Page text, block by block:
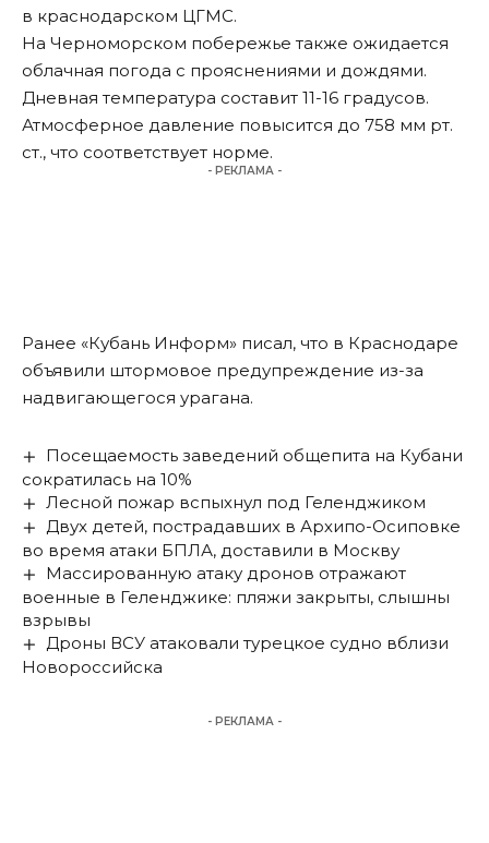
в краснодарском ЦГМС.
На Черноморском побережье также ожидается
облачная погода с прояснениями и дождями.
Дневная температура составит 11-16 градусов.
Атмосферное давление повысится до 758 мм рт.
ст., что соответствует норме.
- РЕКЛАМА -
Ранее «Кубань Информ» писал, что в Краснодаре
объявили штормовое предупреждение из-за
надвигающегося урагана.
Посещаемость заведений общепита на Кубани
сократилась на 10%
Лесной пожар вспыхнул под Геленджиком
Двух детей, пострадавших в Архипо-Осиповке
во время атаки БПЛА, доставили в Москву
Массированную атаку дронов отражают
военные в Геленджике: пляжи закрыты, слышны
взрывы
Дроны ВСУ атаковали турецкое судно вблизи
Новороссийска
- РЕКЛАМА -